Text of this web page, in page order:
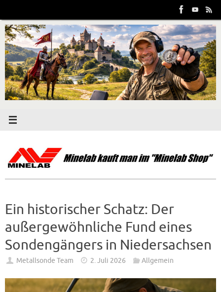
Inhalt
springen
Ein historischer Schatz: Der
außergewöhnliche Fund eines
Sondengängers in Niedersachsen
Metallsonde Team 2. Juli 2026 Allgemein